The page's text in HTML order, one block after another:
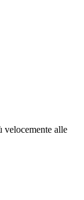
velocemente alle